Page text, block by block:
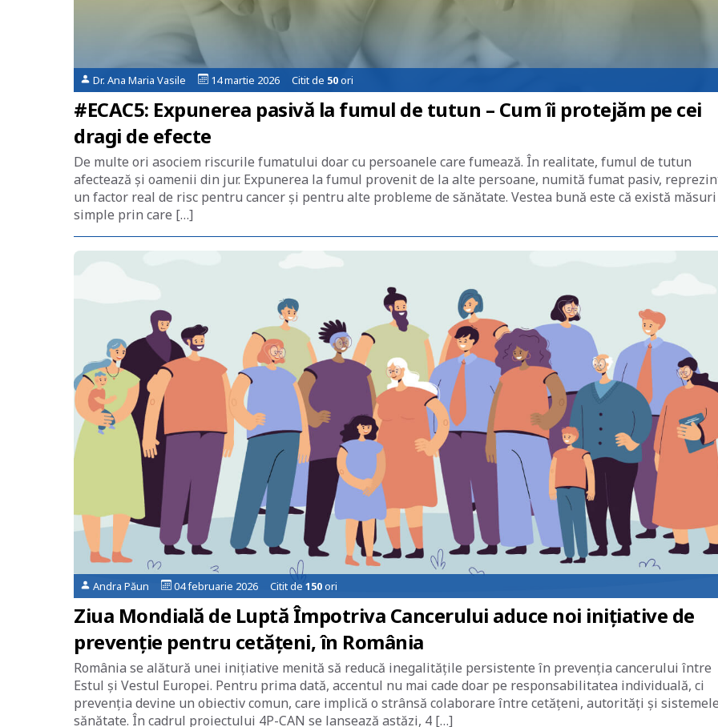
Dr. Ana Maria Vasile 14 martie 2026 Citit de 50ori
#ECAC5: Expunerea pasivă la fumul de tutun – Cum îi protejăm pe cei
dragi de efecte
De multe ori asociem riscurile fumatului doar cu persoanele care fumează. În realitate, fumul de tutun
afectează și oamenii din jur. Expunerea la fumul provenit de la alte persoane, numită fumat pasiv,
un factor real de risc pentru cancer și pentru alte probleme de sănătate. Vestea bună este că există măsuri
simple prin care […]
Andra Păun 04 februarie 2026 Citit de 150ori
Ziua Mondială de Luptă Împotriva Cancerului aduce noi inițiative de
prevenție pentru cetățeni, în România
România se alătură unei inițiative menită să reducă inegalitățile persistente în prevenția cancerului între
Estul și Vestul Europei. Pentru prima dată, accentul nu mai cade doar pe responsabilitatea individuală, ci
prevenția devine un obiectiv comun, care implică o strânsă colaborare între cetățeni, autorități și
sănătate. În cadrul proiectului 4P-CAN se lansează astăzi, 4 […]